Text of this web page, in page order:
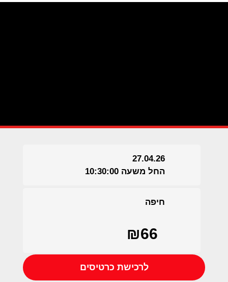
27.04.26
החל משעה 10:30:00
חיפה
₪66
לרכישת כרטיסים